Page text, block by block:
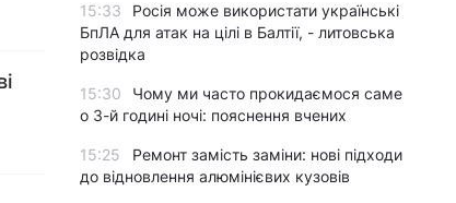
15:33
Росія може використати українські
БпЛА для атак на цілі в Балтії, - литовська
розвідка
15:30
Чому ми часто прокидаємося саме
о 3-й годині ночі: пояснення вчених
15:25
Ремонт замість заміни: нові підходи
до відновлення алюмінієвих кузовів